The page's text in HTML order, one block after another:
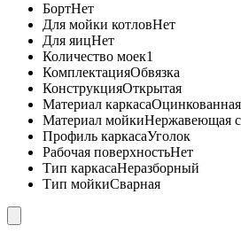
БортНет
Для мойки котловНет
Для яицНет
Количество моек1
КомплектацияОбвязка
КонструкцияОткрытая
Материал каркасаОцинкованная
Материал мойкиНержавеющая
Профиль каркасаУголок
Рабочая поверхностьНет
Тип каркасаНеразборный
Тип мойкиСварная